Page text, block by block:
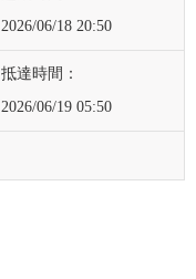
2026/06/18 20:50
2026/06/19 05:50